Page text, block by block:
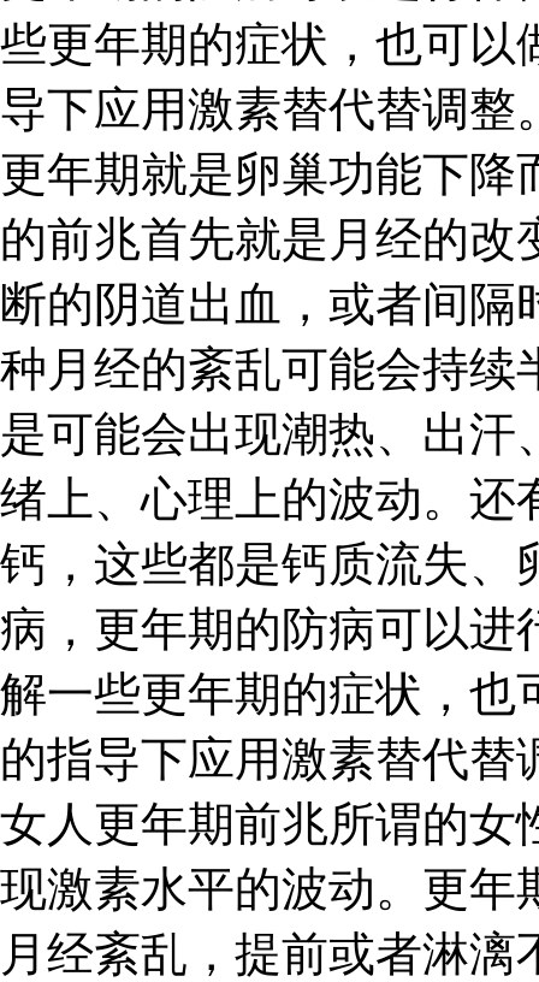
些更年期的症状，也可以
导下应用激素替代替调整
更年期就是卵巢功能下降
的前兆首先就是月经的
断的阴道出血，或者间
种月经的紊乱可能会持续
是可能会出现潮热、出
绪上、心理上的波动。还
钙，这些都是钙质流失、
病，更年期的防病可以进
解一些更年期的症状，也
的指导下应用激素替代
女人更年期前兆所谓的女
现激素水平的波动。更年
月经紊乱，提前或者淋